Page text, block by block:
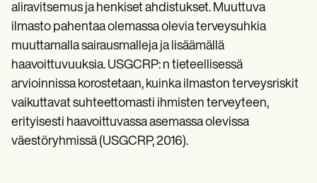
aliravitsemus ja henkiset ahdistukset. Muuttuva
ilmasto pahentaa olemassa olevia terveysuhkia
muuttamalla sairausmalleja ja lisäämällä
haavoittuvuuksia. USGCRP: n tieteellisessä
arvioinnissa korostetaan, kuinka ilmaston terveysriskit
vaikuttavat suhteettomasti ihmisten terveyteen,
erityisesti haavoittuvassa asemassa olevissa
väestöryhmissä (USGCRP, 2016).